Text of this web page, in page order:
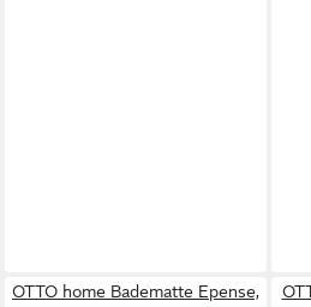
OTTO home Badematte Epense,